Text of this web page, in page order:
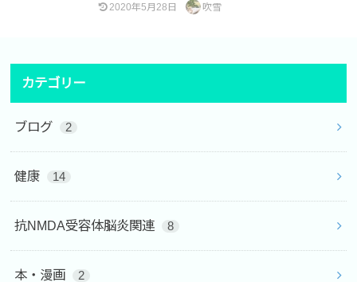
2020年5月28日 吹雪
カテゴリー
ブログ 2
健康 14
抗NMDA受容体脳炎関連 8
本・漫画 2